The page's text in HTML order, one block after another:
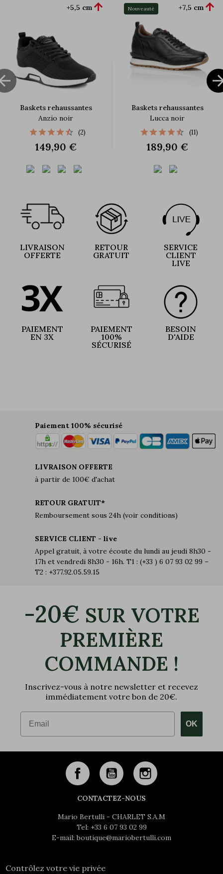
Baskets rehaussantes
Anzio noir
+5,5 cm 
(2)
149,90 €
Nouveauté
Baskets rehaussantes
Lucca noir
+7,5 cm 
(11)
189,90 €
LIVRAISON
OFFERTE
RETOUR
GRATUIT
SERVICE
CLIENT
LIVE
PAIEMENT
EN 3X
PAIEMENT
100%
SÉCURISÉ
BESOIN
D'AIDE
Paiement 100% sécurisé
LIVRAISON OFFERTE
à partir de 100€ d'achat
RETOUR GRATUIT*
Remboursement sous 24h (voir conditions)
SERVICE CLIENT - live
Appel gratuit, à votre écoute du lundi au jeudi 8h30 -
17h et vendredi 8h30 - 16h. T1 : (+33 ) 6 07 93 02 99 –
T2 : +377.92.05.59.15
-20€ SUR VOTRE
PREMIÈRE
COMMANDE !
Inscrivez-vous à notre newsletter et recevez
immédiatement votre bon de 20€.
Email
OK
CONTACTEZ-NOUS
Mario Bertulli - CHARLET S.A.M
Tel: +33 6 07 93 02 99
E-mail: boutique@mariobertulli.com
Contrôlez votre vie privée